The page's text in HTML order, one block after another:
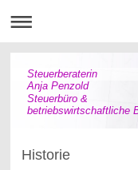
Steuerberaterin
Anja Penzold
Steuerbüro &
betriebswirtschaftliche
Historie